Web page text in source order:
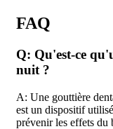
FAQ
Q: Qu'est-ce
nuit ?
A: Une gouttière
est un dispositif
prévenir les effets du